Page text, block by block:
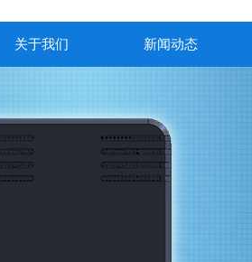
关于我们 新闻动态